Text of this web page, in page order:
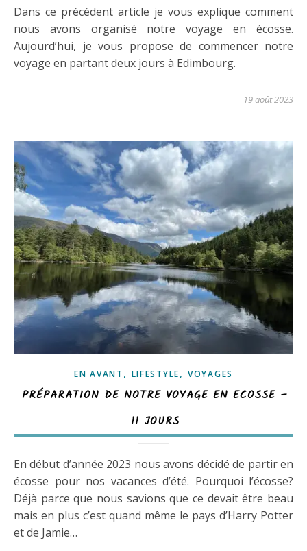
Dans ce précédent article je vous explique comment
nous avons organisé notre voyage en écosse.
Aujourd’hui, je vous propose de commencer notre
voyage en partant deux jours à Edimbourg.
19 août 2023
EN AVANT , LIFESTYLE, VOYAGES
PRÉPARATION DE NOTRE VOYAGE EN ECOSSE –
11 JOURS
En début d’année 2023 nous avons décidé de partir en
écosse pour nos vacances d’été. Pourquoi l’écosse?
Déjà parce que nous savions que ce devait être beau
mais en plus c’est quand même le pays d’Harry Potter
et de Jamie…